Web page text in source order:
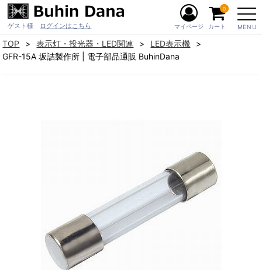
ゲスト様 ログインはこちら MENU
マイページ カート
0
TOP 表示灯・投光器・LED関連
LED表示機
GFR-15A 坂詰製作所 | 電子部品通販 BuhinDana